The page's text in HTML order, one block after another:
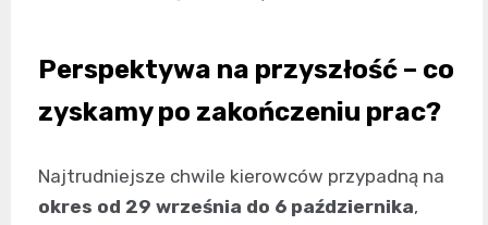
Perspektywa na przyszłość – co
zyskamy po zakończeniu prac?
Najtrudniejsze chwile kierowców przypadną na
okres od 29 września do 6 października,